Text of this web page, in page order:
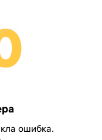
ошибка.